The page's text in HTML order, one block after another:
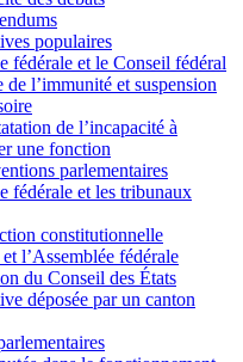
populaires
fédérale et le Conseil fédéral
de l’immunité et suspension
de l’incapacité à
une fonction
parlementaires
fédérale et les tribunaux
constitutionnelle
l’Assemblée fédérale
du Conseil des États
déposée par un canton